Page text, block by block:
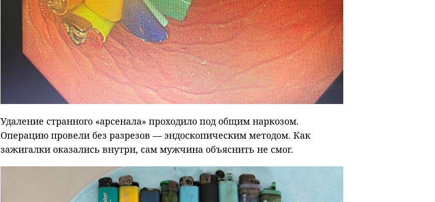
Удаление странного «арсенала» проходило под общим наркозом.
Операцию провели без разрезов — эндоскопическим методом. Как
зажигалки оказались внутри, сам мужчина объяснить не смог.